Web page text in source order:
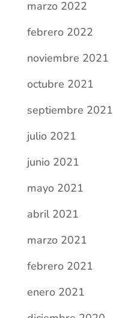
marzo 2022
febrero 2022
noviembre 2021
octubre 2021
septiembre 2021
julio 2021
junio 2021
mayo 2021
abril 2021
marzo 2021
febrero 2021
enero 2021